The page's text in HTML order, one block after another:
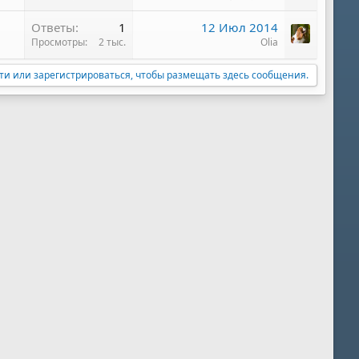
Ответы 1
Просмотры 2 тыс.
12 Июл 2014
Olia
или зарегистрироваться, чтобы размещать здесь сообщения.